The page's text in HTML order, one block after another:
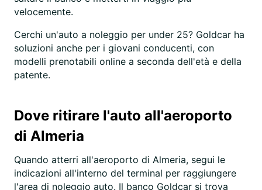
velocemente.
Cerchi un'auto a noleggio per under 25? Goldcar ha
soluzioni anche per i giovani conducenti, con
modelli prenotabili online a seconda dell'età e della
patente.
Dove ritirare l'auto all'aeroporto
di Almeria
Quando atterri all'aeroporto di Almeria, segui le
indicazioni all'interno del terminal per raggiungere
l'area di noleggio auto. Il banco Goldcar si trova